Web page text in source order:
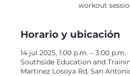
workout
Horario y ubicación
14 jul 2025, 1:00 p.m. – 3:00 p.m.
Southside Education and
Martinez Losoya Rd, San